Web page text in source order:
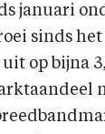
januari
sinds het
op bijna